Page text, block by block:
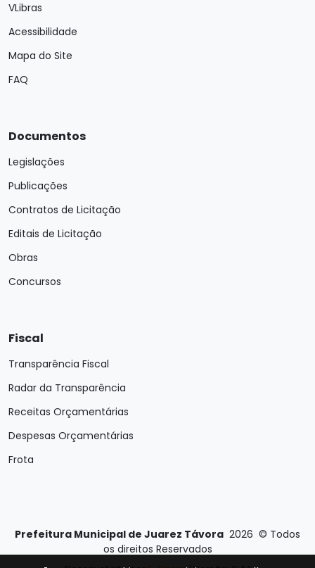
VLibras
Acessibilidade
Mapa do Site
FAQ
Documentos
Legislações
Publicações
Contratos de Licitação
Editais de Licitação
Obras
Concursos
Fiscal
Transparência Fiscal
Radar da Transparência
Receitas Orçamentárias
Despesas Orçamentárias
Frota
Prefeitura Municipal de Juarez Távora 2026 © Todos
os direitos Reservados